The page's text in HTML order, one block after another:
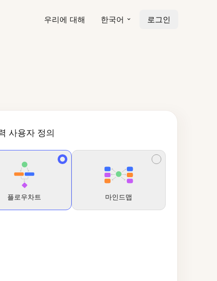
우리에 대해 한국어 로그인
사용자 정의
플로우차트 마인드맵